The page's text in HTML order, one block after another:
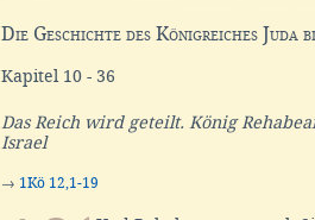
Die Geschichte des Königreiches Juda
Kapitel 10 - 36
Das Reich wird geteilt. König
Israel
→ 1Kö 12,1-19